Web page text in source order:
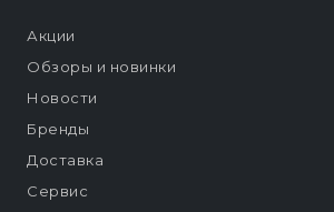
Акции
Обзоры и новинки
Новости
Бренды
Доставка
Сервис